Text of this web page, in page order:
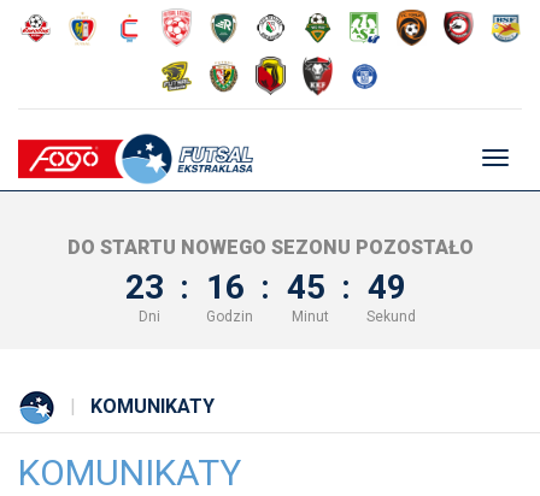
DO STARTU NOWEGO SEZONU POZOSTAŁO
23 : 16 : 45 : 49
Dni Godzin Minut Sekund
KOMUNIKATY
KOMUNIKATY